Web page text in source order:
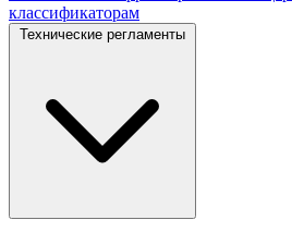
классификаторам
Технические регламенты